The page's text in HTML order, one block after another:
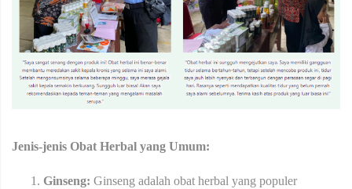
Jenis-jenis Obat Herbal yang Umum:
Ginseng: Ginseng adalah obat herbal yang populer